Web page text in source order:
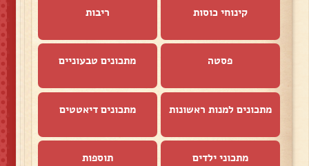
קינוחי כוסות ריבות
פסטה מתכונים טבעוניים
מתכונים למנות ראשונות מתכונים דיאטטים
מתכוני ילדים תוספות